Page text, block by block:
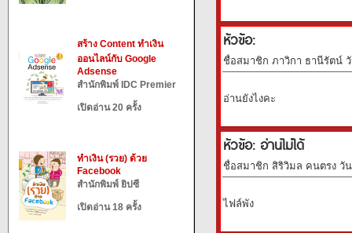
สร้าง Content ทำเงิน
ออนไลน์กับ Google
Adsense
สำนักพิมพ์ IDC Premier
เปิดอ่าน 20 ครั้ง
ทำเงิน (รวย) ด้วย
Facebook
สำนักพิมพ์ ยิปซี
เปิดอ่าน 18 ครั้ง
หัวข้อ:
ชื่อสมาชิก ภาวิกา ธานีรัตน์ วั
อ่านยังไงคะ
หัวข้อ: อ่านไม่ได้
ชื่อสมาชิก สิริวิมล คนตรง วัน
ไฟล์พัง